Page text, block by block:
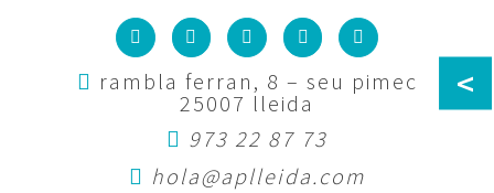
rambla ferran, 8 – seu pimec
25007 lleida
973 22 87 73
hola@aplleida.com
<